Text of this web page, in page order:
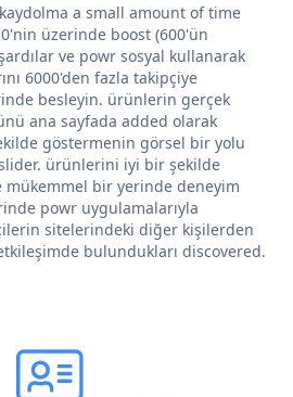
a small amount of time
üzerinde boost (600'ün
ve powr sosyal kullanarak
6000'den fazla takipçiye
besleyin. ürünlerin gerçek
ana sayfada added olarak
göstermenin görsel bir yolu
ürünlerini iyi bir şekilde
bir yerinde deneyim
powr uygulamalarıyla
sitelerindeki diğer kişilerden
bulundukları discovered.